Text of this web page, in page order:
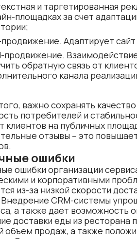
и таргетированная
площадках за счет
продвижение. Адаптирует
продвижение.
обратную связь от
канала
важно сохранять
потребителей и
клиентов на публичных
отзывы – это
ошибки
ошибки организации
и корпоративными
из-за низкой скорости
Внедрение CRM-системы
а также дает возможность
доставки еды из ресторана
объем продаж, а также